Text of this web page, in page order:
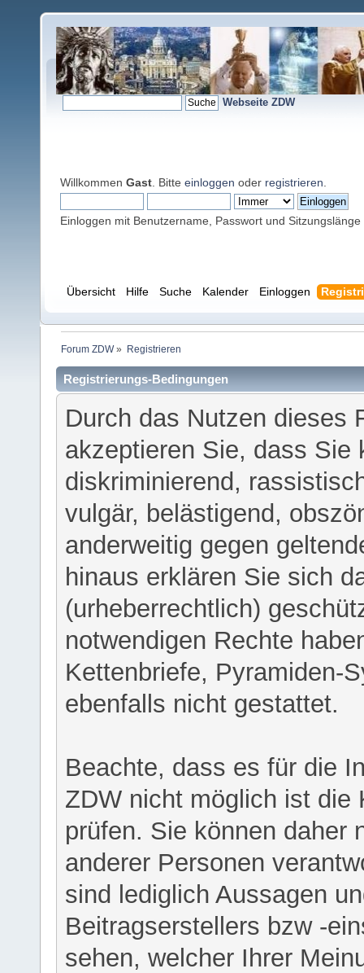
Webseite ZDW
Willkommen Gast . Bitte einloggen oder registrieren
Einloggen mit Benutzername, Passwort und Sitzungslänge
Übersicht Hilfe Suche Kalender Einloggen
Forum ZDW» Registrieren
Registrierungs-Bedingungen
Durch das Nutzen dieses
akzeptieren Sie, dass Sie
diskriminierend,
vulgär, belästigend,
anderweitig gegen
hinaus erklären Sie sich
(urheberrechtlich)
notwendigen Rechte
Kettenbriefe, Pyramiden-
ebenfalls nicht gestattet.
Beachte, dass es für die
ZDW nicht möglich ist die
prüfen. Sie können daher
anderer Personen
sind lediglich Aussagen
Beitragserstellers bzw -
sehen, welcher Ihrer